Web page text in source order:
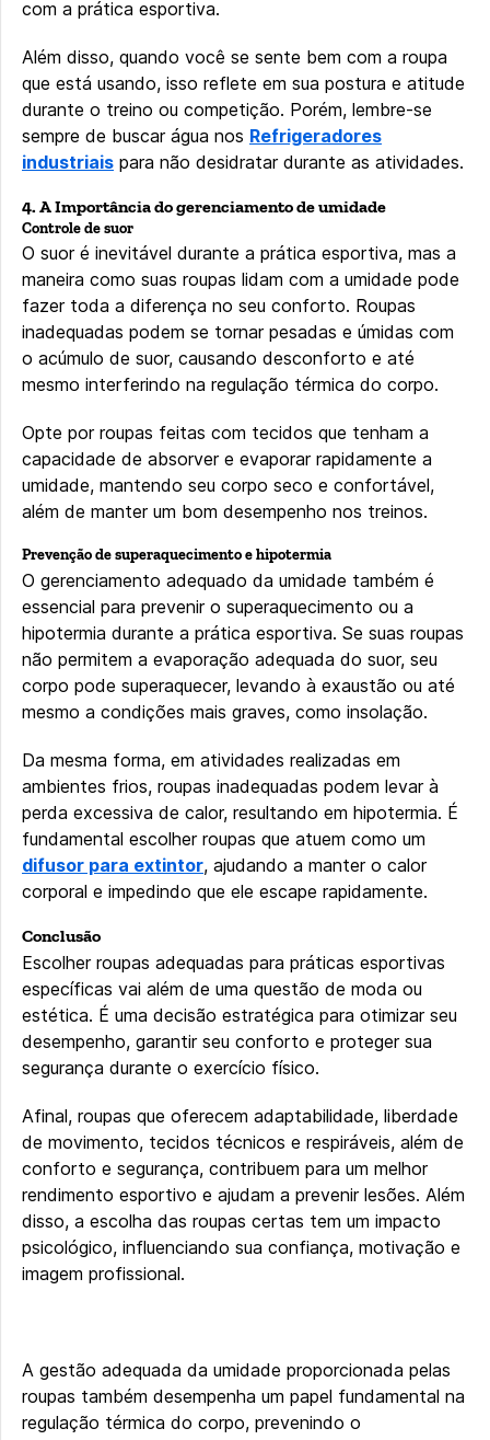
com a prática esportiva.
Além disso, quando você se sente bem com a roupa
que está usando, isso reflete em sua postura e atitude
durante o treino ou competição. Porém, lembre-se
sempre de buscar água nos Refrigeradores
industriais para não desidratar durante as atividades.
4. A Importância do gerenciamento de umidade
Controle de suor
O suor é inevitável durante a prática esportiva, mas a
maneira como suas roupas lidam com a umidade pode
fazer toda a diferença no seu conforto. Roupas
inadequadas podem se tornar pesadas e úmidas com
o acúmulo de suor, causando desconforto e até
mesmo interferindo na regulação térmica do corpo.
Opte por roupas feitas com tecidos que tenham a
capacidade de absorver e evaporar rapidamente a
umidade, mantendo seu corpo seco e confortável,
além de manter um bom desempenho nos treinos.
Prevenção de superaquecimento e hipotermia
O gerenciamento adequado da umidade também é
essencial para prevenir o superaquecimento ou a
hipotermia durante a prática esportiva. Se suas roupas
não permitem a evaporação adequada do suor, seu
corpo pode superaquecer, levando à exaustão ou até
mesmo a condições mais graves, como insolação.
Da mesma forma, em atividades realizadas em
ambientes frios, roupas inadequadas podem levar à
perda excessiva de calor, resultando em hipotermia. É
fundamental escolher roupas que atuem como um
difusor para extintor, ajudando a manter o calor
corporal e impedindo que ele escape rapidamente.
Conclusão
Escolher roupas adequadas para práticas esportivas
específicas vai além de uma questão de moda ou
estética. É uma decisão estratégica para otimizar seu
desempenho, garantir seu conforto e proteger sua
segurança durante o exercício físico.
Afinal, roupas que oferecem adaptabilidade, liberdade
de movimento, tecidos técnicos e respiráveis, além de
conforto e segurança, contribuem para um melhor
rendimento esportivo e ajudam a prevenir lesões. Além
disso, a escolha das roupas certas tem um impacto
psicológico, influenciando sua confiança, motivação e
imagem profissional.
A gestão adequada da umidade proporcionada pelas
roupas também desempenha um papel fundamental na
regulação térmica do corpo, prevenindo o